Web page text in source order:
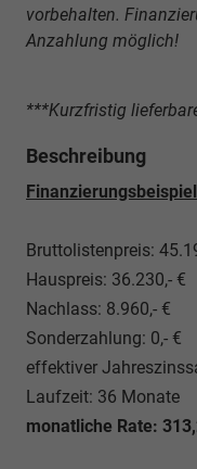
vorbehalten.
Anzahlung möglich!
***Kurzfristig
Beschreibung
Finanzierungsbeispiel
Bruttolistenpreis:
Hauspreis: 36.230,- €
Nachlass: 8.960,- €
Sonderzahlung: 0,- €
effektiver
Laufzeit: 36 Monate
monatliche Rate: